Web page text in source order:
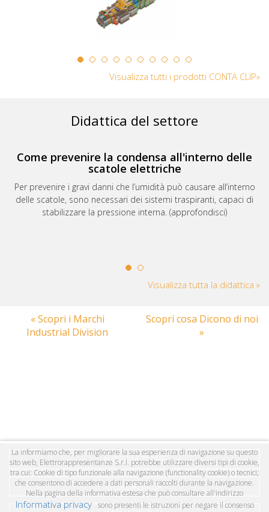
Visualizza tutti i prodotti CONTA CLIP»
Didattica del settore
Come prevenire la condensa all'interno delle
scatole elettriche
Per prevenire i gravi danni che l’umidità può causare all’interno
delle scatole, sono necessari dei sistemi traspiranti, capaci di
stabilizzare la pressione interna. (approfondisci)
Visualizza tutta la didattica »
« Scopri i Marchi
Industrial Division
Scopri cosa Dicono di noi
»
AUTOMAZIONE
QUADRISTICA
La informiamo che, per migliorare la sua esperienza di navigazione su questo
sito web, Elettrorappresentanze S.r.l. potrebbe utilizzare diversi tipi di cookie,
tra cui: Cookie di tipo funzionale alla navigazione (functionality cookie) o tecnici;
che consentono di accedere a dati personali raccolti durante la navigazione.
Nella pagina della informativa estesa che può consultare all'indirizzo
Informativa privacy sono presenti le istruzioni per negare il consenso